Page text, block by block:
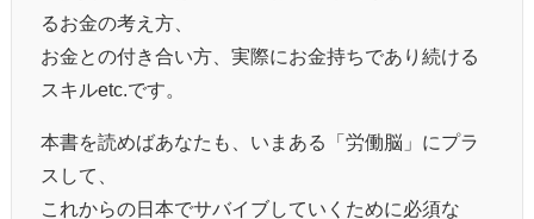
るお金の考え方、
お金との付き合い方、実際にお金持ちであり続ける
スキルetc.です。
本書を読めばあなたも、いまある「労働脳」にプラ
スして、
これからの日本でサバイブしていくために必須な